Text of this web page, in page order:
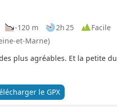
-120 m 2h 25
Facile
et-Marne)
plus agréables. Et la petite
le GPX